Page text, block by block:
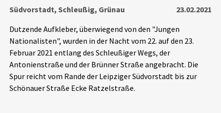
Dossiers
Schlaglichter
Phänomene
Südvorstadt, Schleußig, Grünau
23.02.2021
Dutzende Aufkleber, überwiegend von den "Jungen
Nationalisten", wurden in der Nacht vom 22. auf den 23.
Februar 2021 entlang des Schleußiger Wegs, der
Antonienstraße und der Brünner Straße angebracht. Die
Spur reicht vom Rande der Leipziger Südvorstadt bis zur
Schönauer Straße Ecke Ratzelstraße.
Exportieren Filter Erklärungen